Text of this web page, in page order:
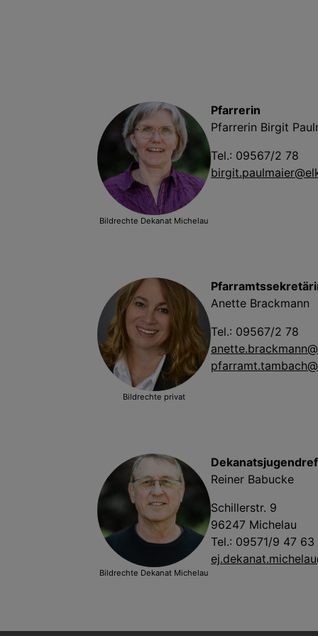
Bildrechte Dekanat Michelau
Pfarrerin
Pfarrerin Birgit
Tel.: 09567/2 78
Bildrechte privat
Anette Brackmann
Tel.: 09567/2 78
Bildrechte Dekanat Michelau
Reiner Babucke
Schillerstr. 9
96247 Michelau
Tel.: 09571/9 47 63